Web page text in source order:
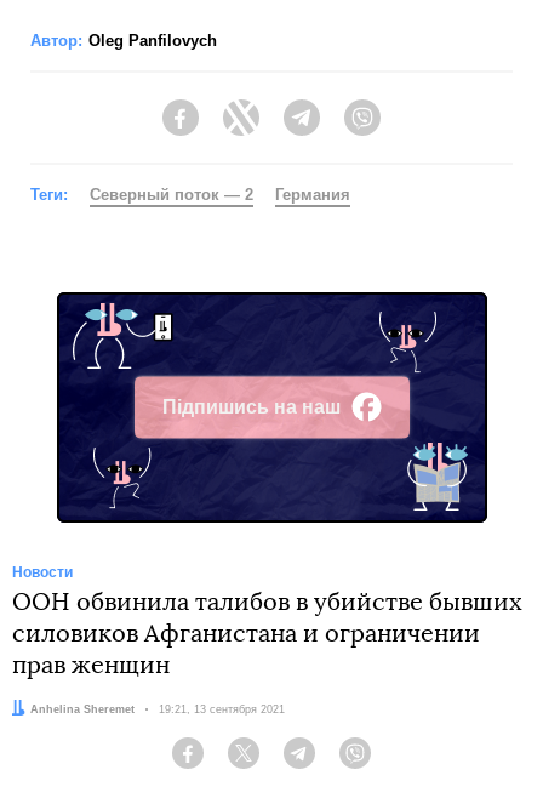
Автор: Oleg Panfilovych
FacebookTwitter Telegram
Теги: Северный поток — 2 Германия
Підпишись на наш
Facebook
Новости
ООН обвинила талибов в убийстве бывших
силовиков Афганистана и ограничении
прав женщин
Автор:
Anhelina Sheremet Дата:
19:21, 13 сентября 2021
Facebook Twitter Telegram